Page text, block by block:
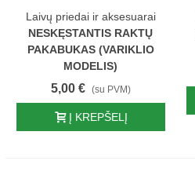
Laivų priedai ir aksesuarai
NESKĘSTANTIS RAKTŲ
PAKABUKAS (VARIKLIO
MODELIS)
5,00 € (su PVM)
Į KREPŠELĮ